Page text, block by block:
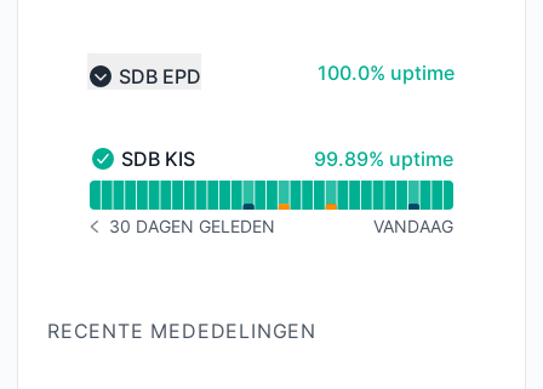
Collapse group
SDB EPD 100% - uptime
100.0% uptime
SDB KIS - Operationeel
SDB KIS 100% - uptime
99.89% uptime
BERICHTGESCHIEDENIS 30 DAGEN GELEDEN
30 DAGEN GELEDEN VANDAAG
RECENTE MEDEDELINGEN